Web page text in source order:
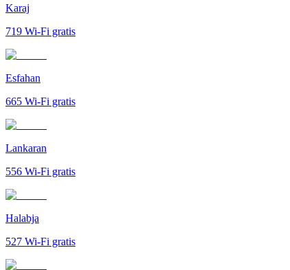
Karaj
719 Wi-Fi gratis
Esfahan
665 Wi-Fi gratis
Lankaran
556 Wi-Fi gratis
Halabja
527 Wi-Fi gratis